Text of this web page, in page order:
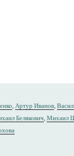
, Артур Иванов,
Белякович, Михаил